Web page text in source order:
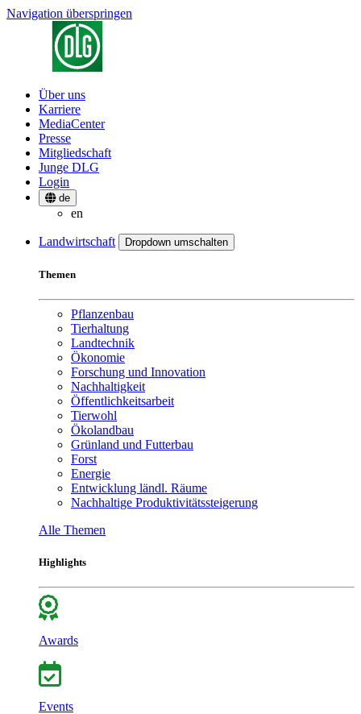
Navigation überspringen
Über uns
Karriere
MediaCenter
Presse
Mitgliedschaft
Junge DLG
Login
de
en
Landwirtschaft Dropdown umschalten
Themen
Pflanzenbau
Tierhaltung
Landtechnik
Ökonomie
Forschung und Innovation
Nachhaltigkeit
Öffentlichkeitsarbeit
Tierwohl
Ökolandbau
Grünland und Futterbau
Forst
Energie
Entwicklung ländl. Räume
Nachhaltige Produktivitätssteigerung
Alle Themen
Highlights
Awards
Events